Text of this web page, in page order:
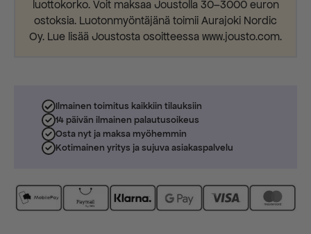
luottokorko. Voit maksaa Joustolla 30–3000 euron
ostoksia. Luotonmyöntäjänä toimii Aurajoki Nordic
Oy. Lue lisää Joustosta osoitteessa www.jousto.com.
Ilmainen toimitus kaikkiin tilauksiin
14 päivän ilmainen palautusoikeus
Osta nyt ja maksa myöhemmin
Kotimainen yritys ja sujuva asiakaspalvelu